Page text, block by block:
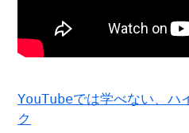
YouTubeでは学べない、ハ
ク